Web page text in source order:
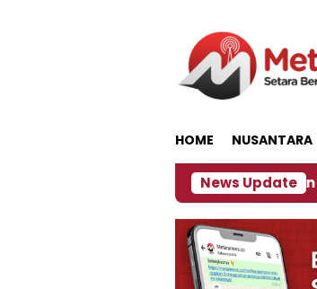
HOME NUSANTARA
News Update
‎Soal Rencana Pinjaman Daerah